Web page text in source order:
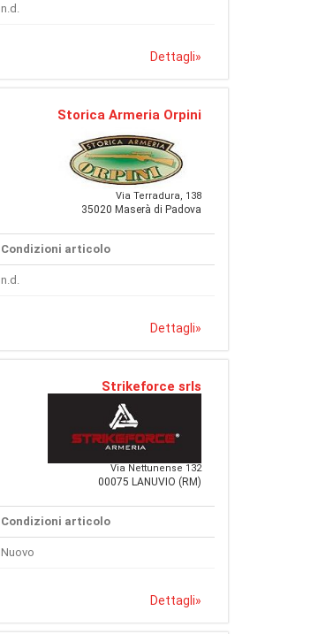
n.d.
Dettagli»
Storica Armeria Orpini
Via Terradura, 138
35020 Maserà di Padova
Condizioni articolo
n.d.
Dettagli»
Strikeforce srls
Via Nettunense 132
00075 LANUVIO (RM)
Condizioni articolo
Nuovo
Dettagli»